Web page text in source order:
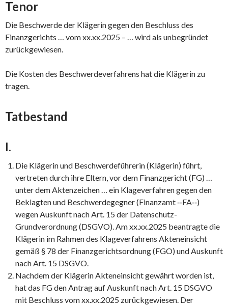
Tenor
Die Beschwerde der Klägerin gegen den Beschluss des
Finanzgerichts … vom xx.xx.2025 – … wird als unbegründet
zurückgewiesen.
Die Kosten des Beschwerdeverfahrens hat die Klägerin zu
tragen.
Tatbestand
I.
Die Klägerin und Beschwerdeführerin (Klägerin) führt,
vertreten durch ihre Eltern, vor dem Finanzgericht (FG) …
unter dem Aktenzeichen … ein Klageverfahren gegen den
Beklagten und Beschwerdegegner (Finanzamt ‑‑FA‑‑)
wegen Auskunft nach Art. 15 der Datenschutz-
Grundverordnung (DSGVO). Am xx.xx.2025 beantragte die
Klägerin im Rahmen des Klageverfahrens Akteneinsicht
gemäß § 78 der Finanzgerichtsordnung (FGO) und Auskunft
nach Art. 15 DSGVO.
Nachdem der Klägerin Akteneinsicht gewährt worden ist,
hat das FG den Antrag auf Auskunft nach Art. 15 DSGVO
mit Beschluss vom xx.xx.2025 zurückgewiesen. Der